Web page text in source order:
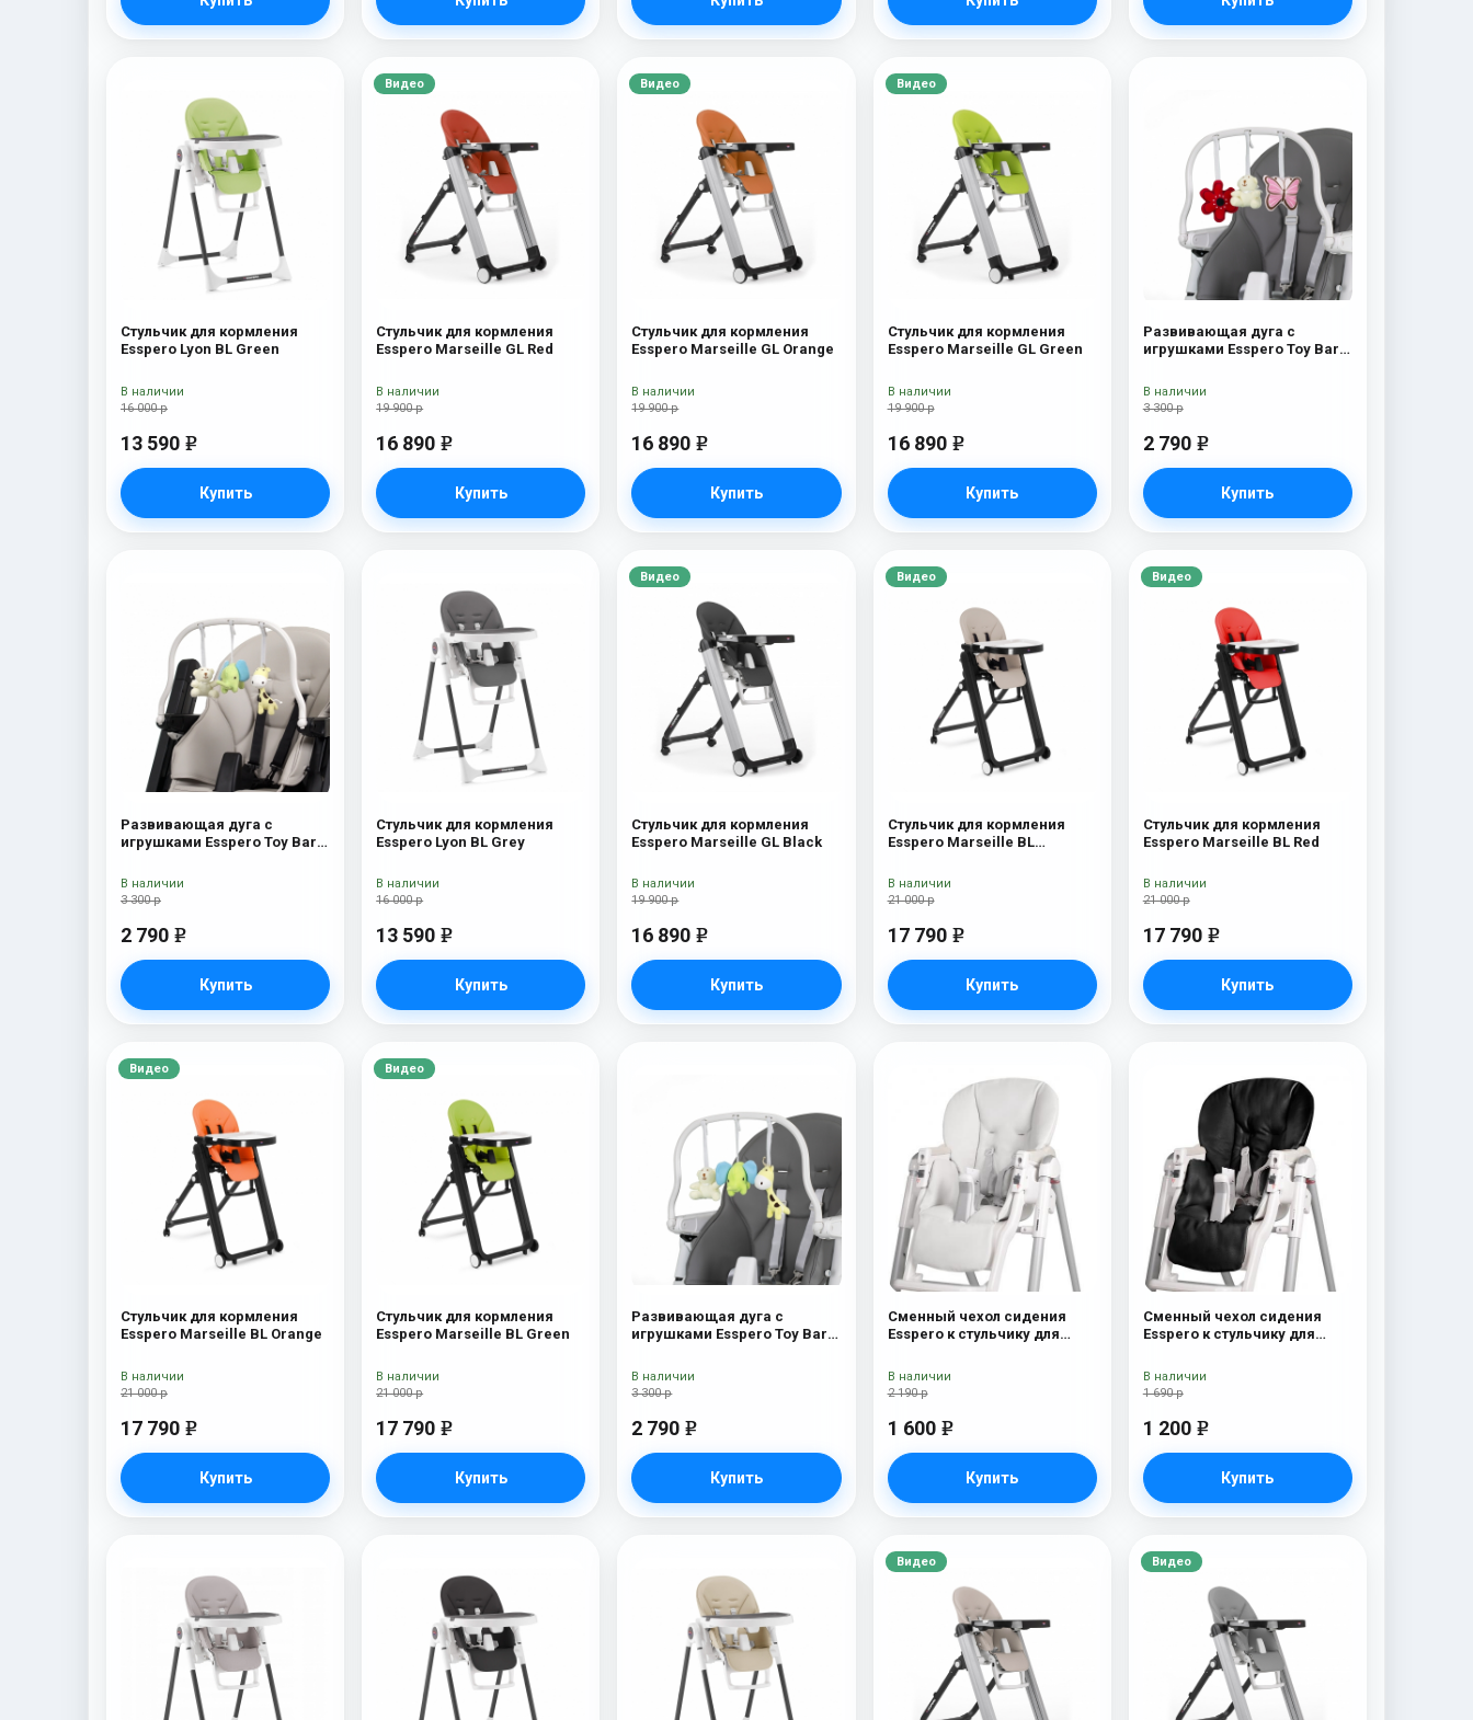
Стульчик для кормления
Esspero Lyon BL Green
16 000 р
13 590 e
Купить
В наличии
Видео
Стульчик для кормления
Esspero Marseille GL Red
19 900 р
16 890 e
Купить
В наличии
Видео
Стульчик для кормления
Esspero Marseille GL Orange
19 900 р
16 890 e
Купить
В наличии
Видео
Стульчик для кормления
Esspero Marseille GL Green
19 900 р
16 890 e
Купить
В наличии
Развивающая дуга с
игрушками Esspero Toy Bar
3 300 р
2 790 e
Купить
В наличии
Развивающая дуга с
игрушками Esspero Toy Bar
3 300 р
2 790 e
Купить
В наличии
Стульчик для кормления
Esspero Lyon BL Grey
16 000 р
13 590 e
Купить
В наличии
Видео
Стульчик для кормления
Esspero Marseille GL Black
19 900 р
16 890 e
Купить
В наличии
Видео
Стульчик для кормления
Esspero Marseille BL
21 000 р
17 790 e
Купить
В наличии
Видео
Стульчик для кормления
Esspero Marseille BL Red
21 000 р
17 790 e
Купить
В наличии
Видео
Стульчик для кормления
Esspero Marseille BL Orange
21 000 р
17 790 e
Купить
В наличии
Видео
Стульчик для кормления
Esspero Marseille BL Green
21 000 р
17 790 e
Купить
В наличии
Развивающая дуга с
игрушками Esspero Toy Bar
3 300 р
2 790 e
Купить
В наличии
Сменный чехол сидения
Esspero к стульчику для
White
2 190 р
1 600 e
Купить
В наличии
Сменный чехол сидения
Esspero к стульчику для
Black
1 690 р
1 200 e
Купить
В наличии
Видео Видео